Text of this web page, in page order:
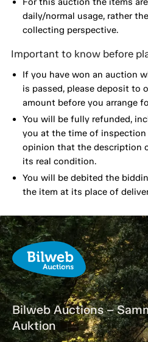
daily/normal usage, rather
collecting perspective.
Important to know before
If you have won an auction
is passed, please deposit to
amount before you arrange
You will be fully refunded,
you at the time of
opinion that the description
its real condition.
You will be debited the
the item at its place of
Bilweb Auctions –
Auktion